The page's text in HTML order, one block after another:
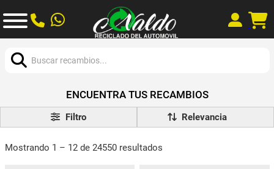
ENCUENTRA TUS RECAMBIOS
Filtro
Mostrando 1 – 12 de 24550 resultados